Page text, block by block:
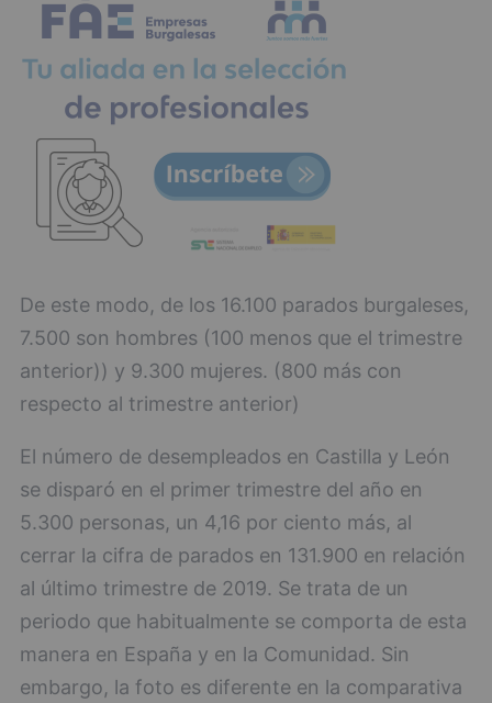
De este modo, de los 16.100 parados burgaleses,
7.500 son hombres (100 menos que el trimestre
anterior)) y 9.300 mujeres. (800 más con
respecto al trimestre anterior)
El número de desempleados en Castilla y León
se disparó en el primer trimestre del año en
5.300 personas, un 4,16 por ciento más, al
cerrar la cifra de parados en 131.900 en relación
al último trimestre de 2019. Se trata de un
periodo que habitualmente se comporta de esta
manera en España y en la Comunidad. Sin
embargo, la foto es diferente en la comparativa